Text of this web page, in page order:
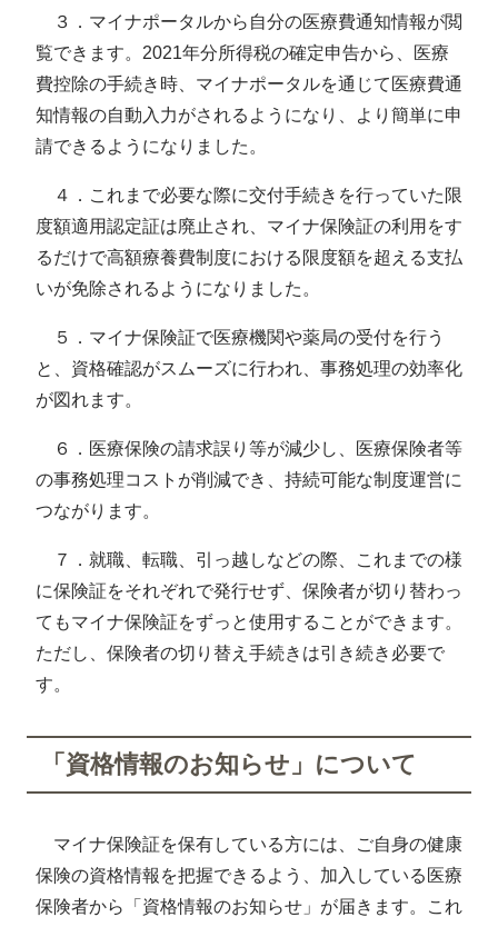
３．マイナポータルから自分の医療費通知情報が閲
覧できます。2021年分所得税の確定申告から、医療
費控除の手続き時、マイナポータルを通じて医療費通
知情報の自動入力がされるようになり、より簡単に申
請できるようになりました。
４．これまで必要な際に交付手続きを行っていた限
度額適用認定証は廃止され、マイナ保険証の利用をす
るだけで高額療養費制度における限度額を超える支払
いが免除されるようになりました。
５．マイナ保険証で医療機関や薬局の受付を行う
と、資格確認がスムーズに行われ、事務処理の効率化
が図れます。
６．医療保険の請求誤り等が減少し、医療保険者等
の事務処理コストが削減でき、持続可能な制度運営に
つながります。
７．就職、転職、引っ越しなどの際、これまでの様
に保険証をそれぞれで発行せず、保険者が切り替わっ
てもマイナ保険証をずっと使用することができます。
ただし、保険者の切り替え手続きは引き続き必要で
す。
「資格情報のお知らせ」について
マイナ保険証を保有している方には、ご自身の健康
保険の資格情報を把握できるよう、加入している医療
保険者から「資格情報のお知らせ」が届きます。これ